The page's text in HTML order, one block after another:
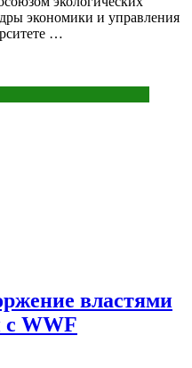
экономики и управления
…
властями
WWF